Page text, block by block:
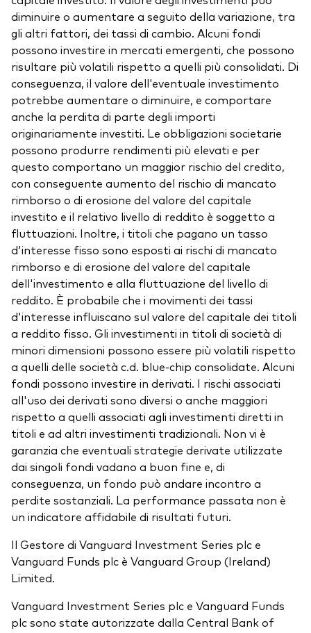
diminuire o aumentare a seguito della variazione, tra
gli altri fattori, dei tassi di cambio. Alcuni fondi
possono investire in mercati emergenti, che possono
risultare più volatili rispetto a quelli più consolidati. Di
conseguenza, il valore dell'eventuale investimento
potrebbe aumentare o diminuire, e comportare
anche la perdita di parte degli importi
originariamente investiti. Le obbligazioni societarie
possono produrre rendimenti più elevati e per
questo comportano un maggior rischio del credito,
con conseguente aumento del rischio di mancato
rimborso o di erosione del valore del capitale
investito e il relativo livello di reddito è soggetto a
fluttuazioni. Inoltre, i titoli che pagano un tasso
d'interesse fisso sono esposti ai rischi di mancato
rimborso e di erosione del valore del capitale
dell'investimento e alla fluttuazione del livello di
reddito. È probabile che i movimenti dei tassi
d'interesse influiscano sul valore del capitale dei titoli
a reddito fisso. Gli investimenti in titoli di società di
minori dimensioni possono essere più volatili rispetto
a quelli delle società c.d. blue-chip consolidate. Alcuni
fondi possono investire in derivati. I rischi associati
all'uso dei derivati sono diversi o anche maggiori
rispetto a quelli associati agli investimenti diretti in
titoli e ad altri investimenti tradizionali. Non vi è
garanzia che eventuali strategie derivate utilizzate
dai singoli fondi vadano a buon fine e, di
conseguenza, un fondo può andare incontro a
perdite sostanziali. La performance passata non è
un indicatore affidabile di risultati futuri.
Il Gestore di Vanguard Investment Series plc e
Vanguard Funds plc è Vanguard Group (Ireland)
Limited.
Vanguard Investment Series plc e Vanguard Funds
plc sono state autorizzate dalla Central Bank of